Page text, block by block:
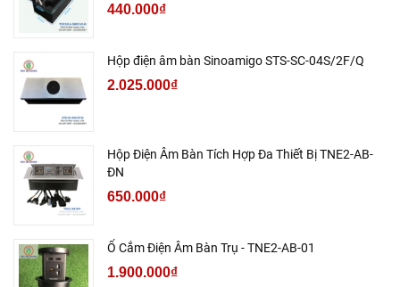
440.000₫
Hộp điện âm bàn Sinoamigo STS-SC-04S/2F/Q
2.025.000₫
Hộp Điện Âm Bàn Tích Hợp Đa Thiết Bị TNE2-AB-
ĐN
650.000₫
Ổ Cắm Điện Âm Bàn Trụ - TNE2-AB-01
1.900.000₫